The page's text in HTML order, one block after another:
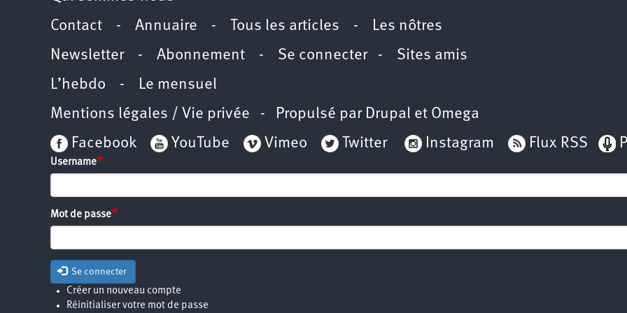
Contact - Annuaire - Tous les articles - Les nôtres
Newsletter- Abonnement - Se connecter- Sites amis
L’hebdo - Le mensuel
Mentions légales / Vie privée - Propulsé par Drupal et Omega
Facebook
YouTube Vimeo Twitter Instagram Flux RSS
Username
Mot de passe
Se connecter
Créer un nouveau compte
Réinitialiser votre mot de passe